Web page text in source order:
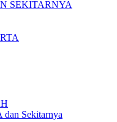
SEKITARNYA
Sekitarnya